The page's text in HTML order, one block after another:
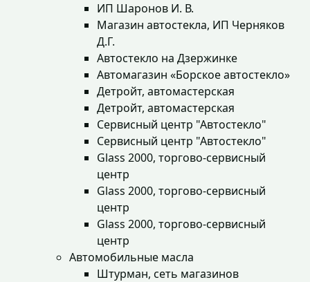
ИП Шаронов И. В.
Магазин автостекла, ИП Черняков
Д.Г.
Автостекло на Дзержинке
Автомагазин «Борское автостекло»
Детройт, автомастерская
Детройт, автомастерская
Сервисный центр "Автостекло"
Сервисный центр "Автостекло"
Glass 2000, торгово-сервисный
центр
Glass 2000, торгово-сервисный
центр
Glass 2000, торгово-сервисный
центр
Автомобильные масла
Штурман, сеть магазинов